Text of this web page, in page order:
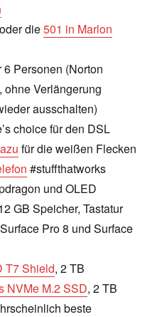
oder die501 in Marlon
6 Personen (Norton
Verlängerung
ausschalten)
choice für den DSL
für die weißen Flecken
#stuffthatworks
und OLED
GB Speicher, Tastatur
Pro 8 und Surface
T7 Shield, 2 TB
NVMe M.2 SSD, 2 TB
beste